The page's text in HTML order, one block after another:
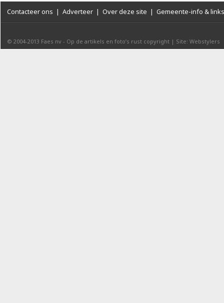
Contacteer ons | Adverteer | Over deze site | Gemeente-info & links
© 2004-2013 Faes nv - Op de artikels en foto’s rust copyright | Site: Webstylers